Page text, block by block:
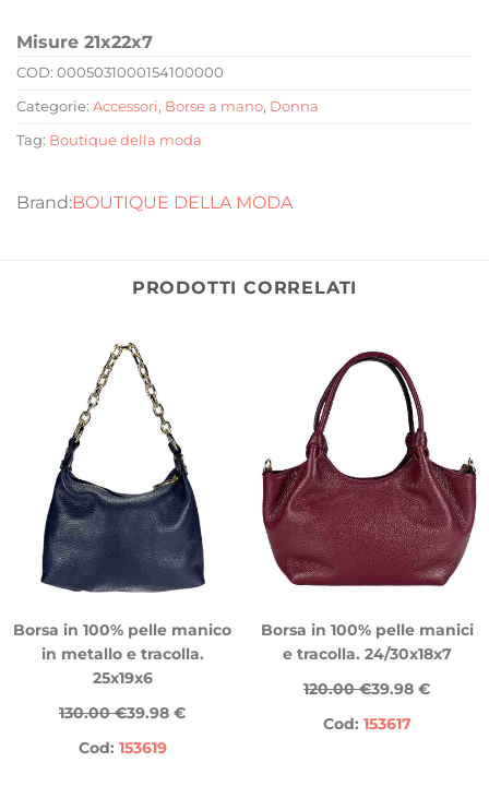
Misure 21x22x7
COD: 0005031000154100000
Categorie: Accessori, Borse a mano, Donna
Tag: Boutique della moda
BOUTIQUE DELLA MODA
PRODOTTI CORRELATI
Borsa in 100% pelle manico
in metallo e tracolla.
25x19x6
130.00 €39.98 €
Cod: 153619
Borsa in 100% pelle manici
e tracolla. 24/30x18x7
120.00 €39.98 €
Cod: 153617